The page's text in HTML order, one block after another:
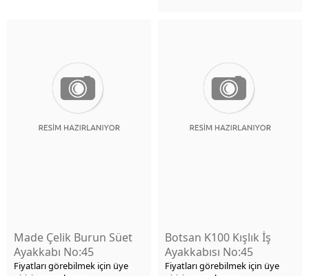
Made Çelik Burun Süet
Ayakkabı No:45
Fiyatları görebilmek için üye
Botsan K100 Kışlık İş
Ayakkabısı No:45
Fiyatları görebilmek için üye